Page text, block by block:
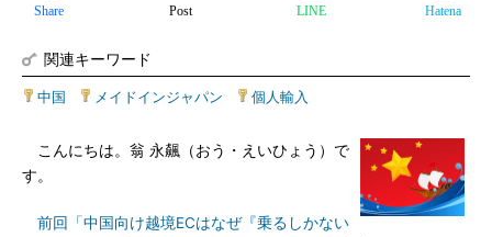
Share Post LINE Hatena
関連キーワード
中国 メイドインジャパン 個人輸入
こんにちは。翁 永飆（おう・えいひょう）で
す。
前回「中国向け越境ECはなぜ『乗るしかない